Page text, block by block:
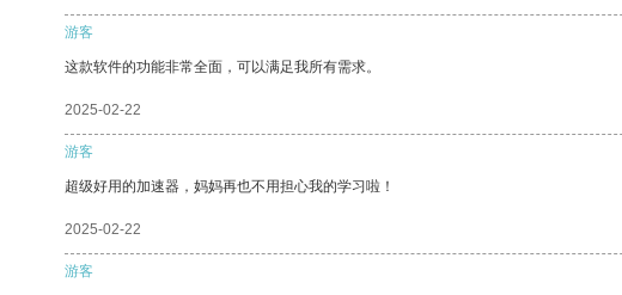
游客
这款软件的功能非常全面，可以满足我所有需求。
2025-02-22
游客
超级好用的加速器，妈妈再也不用担心我的学习啦！
2025-02-22
游客